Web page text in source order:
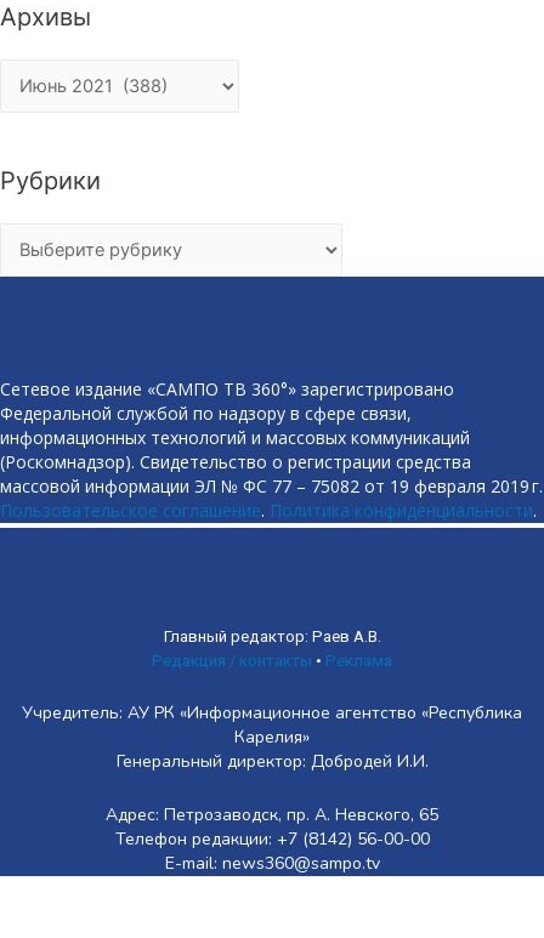
Архивы
Архивы
Рубрики
Рубрики
Сетевое издание «САМПО ТВ 360°» зарегистрировано
Федеральной службой по надзору в сфере связи,
информационных технологий и массовых коммуникаций
(Роскомнадзор). Свидетельство о регистрации средства
массовой информации ЭЛ № ФС 77 – 75082 от 19 февраля 2019 г.
Пользовательское соглашение. Политика конфиденциальности.
Главный редактор: Раев А.В.
Редакция / контакты • Реклама
Учредитель: АУ РК «Информационное агентство «Республика
Карелия»
Генеральный директор: Добродей И.И.
Адрес: Петрозаводск, пр. А. Невского, 65
Телефон редакции: +7 (8142) 56-00-00
E-mail: news360@sampo.tv